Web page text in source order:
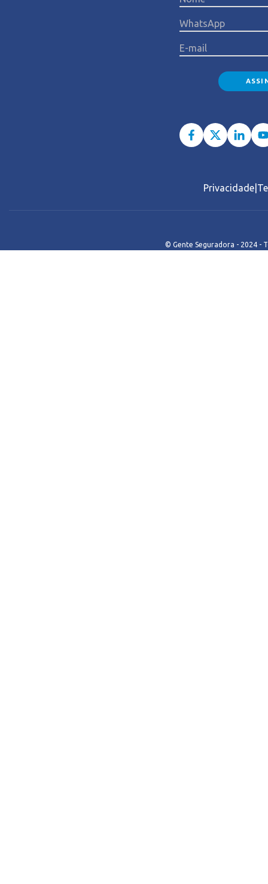
Privacidade
© Gente Seguradora - 2024 -